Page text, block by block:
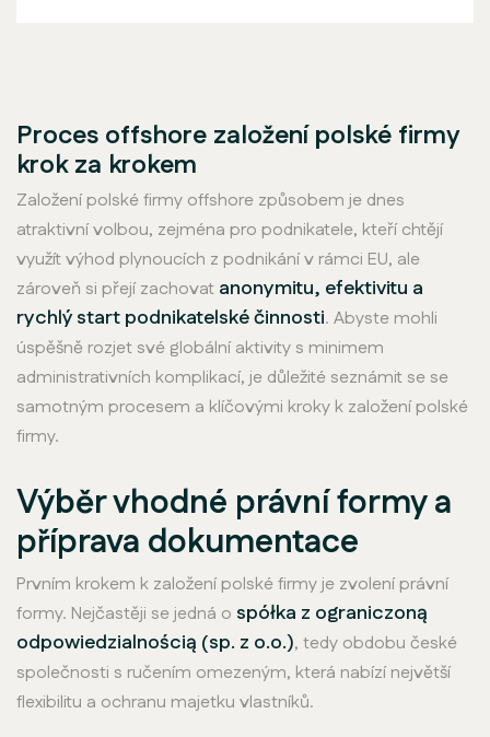
Proces offshore založení polské firmy
krok za krokem
Založení polské firmy offshore způsobem je dnes
atraktivní volbou, zejména pro podnikatele, kteří chtějí
využít výhod plynoucích z podnikání v rámci EU, ale
zároveň si přejí zachovat anonymitu, efektivitu a
rychlý start podnikatelské činnosti. Abyste mohli
úspěšně rozjet své globální aktivity s minimem
administrativních komplikací, je důležité seznámit se se
samotným procesem a klíčovými kroky k založení polské
firmy.
Výběr vhodné právní formy a
příprava dokumentace
Prvním krokem k založení polské firmy je zvolení právní
formy. Nejčastěji se jedná o spółka z ograniczoną
odpowiedzialnością (sp. z o.o.), tedy obdobu české
společnosti s ručením omezeným, která nabízí největší
flexibilitu a ochranu majetku vlastníků.